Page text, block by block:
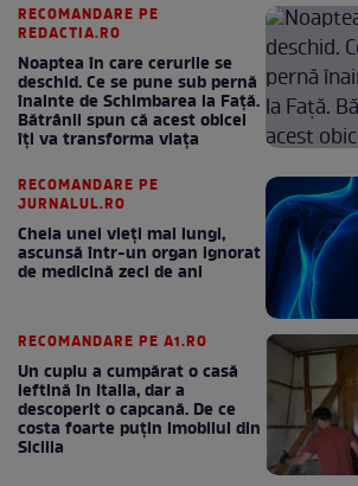
RECOMANDARE PE
REDACTIA.RO
Noaptea în care cerurile se
deschid. Ce se pune sub pernă
înainte de Schimbarea la Față.
Bătrânii spun că acest obicei
îți va transforma viața
RECOMANDARE PE
JURNALUL.RO
Cheia unei vieți mai lungi,
ascunsă într-un organ ignorat
de medicină zeci de ani
RECOMANDARE PE A1.RO
Un cuplu a cumpărat o casă
ieftină în Italia, dar a
descoperit o capcană. De ce
costa foarte puțin imobilul din
Sicilia